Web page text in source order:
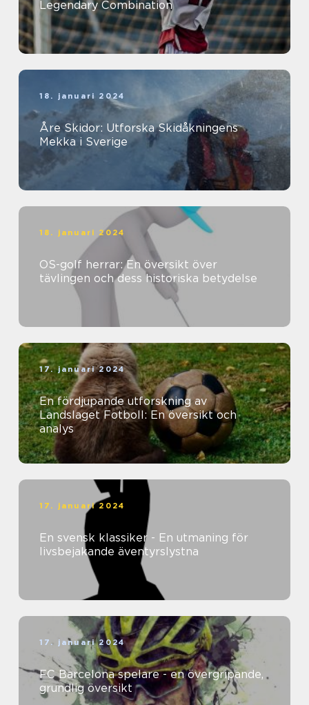
Legendary Combination
18. januari 2024
Åre Skidor: Utforska Skidåkningens
Mekka i Sverige
18. januari 2024
OS-golf herrar: En översikt över
tävlingen och dess historiska betydelse
17. januari 2024
En fördjupande utforskning av
Landslaget Fotboll: En översikt och
analys
17. januari 2024
En svensk klassiker - En utmaning för
livsbejakande äventyrslystna
17. januari 2024
FC Barcelona spelare - en övergripande,
grundlig översikt